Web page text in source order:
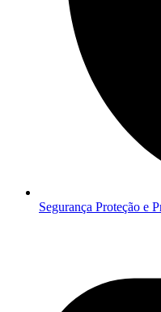
Segurança Proteção e